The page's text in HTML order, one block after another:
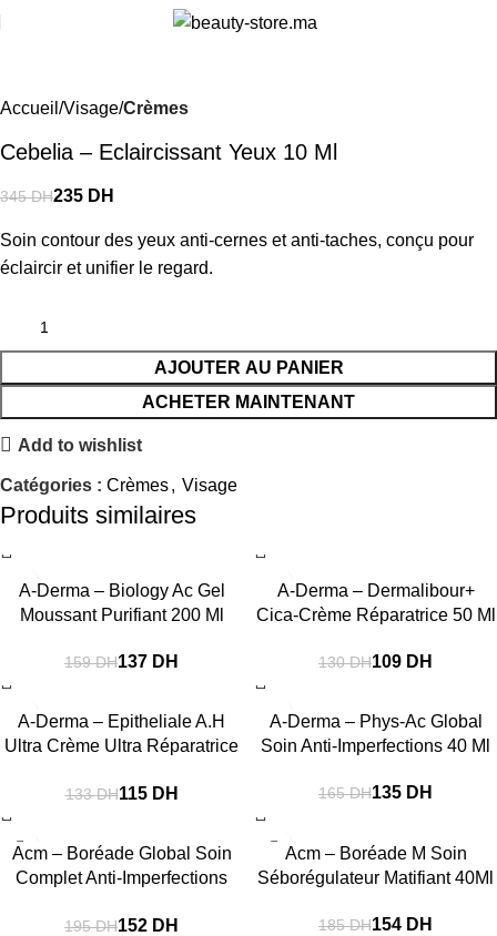
Accueil Visage Crèmes
Cebelia – Eclaircissant Yeux 10 Ml
345DH235 DH
Soin contour des yeux anti-cernes et anti-taches, conçu pour
éclaircir et unifier le regard.
AJOUTER AU PANIER
ACHETER MAINTENANT
Add to wishlist
Catégories : Crèmes, Visage
Produits similaires
A-Derma – Biology Ac Gel
Moussant Purifiant 200 Ml
159DH137 DH
A-Derma – Dermalibour+
Cica-Crème Réparatrice 50 Ml
130DH109 DH
A-Derma – Epitheliale A.H
Ultra Crème Ultra Réparatrice
133DH115 DH
A-Derma – Phys-Ac Global
Soin Anti-Imperfections 40 Ml
165DH135 DH
Acm – Boréade Global Soin
Complet Anti-Imperfections
195DH152 DH
Acm – Boréade M Soin
Séborégulateur Matifiant 40Ml
185DH154 DH